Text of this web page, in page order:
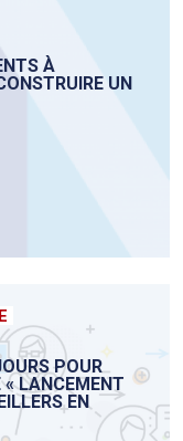
À
UN
POUR
« LANCEMENT
EN